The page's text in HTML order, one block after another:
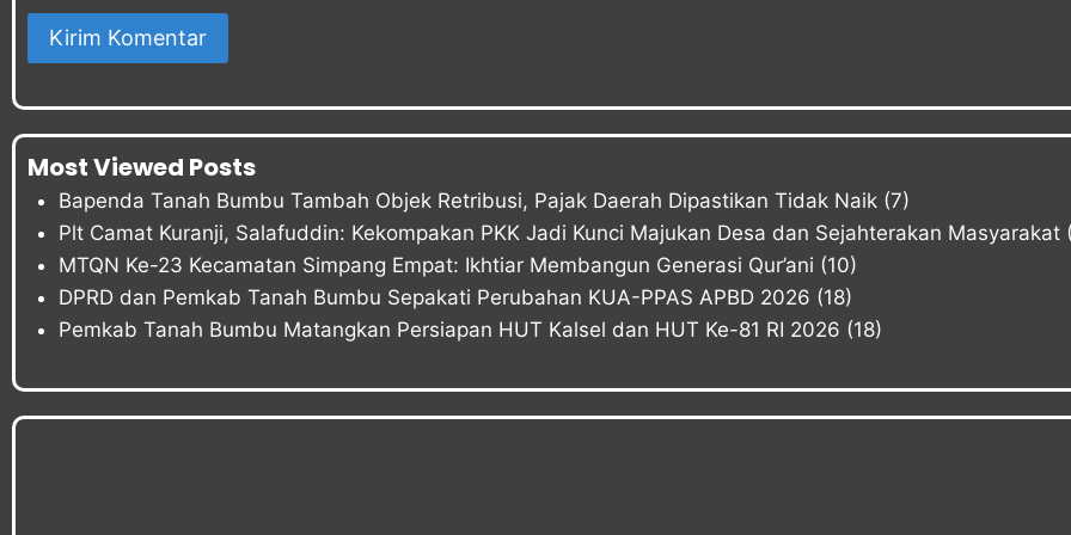
Most Viewed Posts
Bapenda Tanah Bumbu Tambah Objek Retribusi, Pajak Daerah Dipastikan Tidak Naik (7)
Plt Camat Kuranji, Salafuddin: Kekompakan PKK Jadi Kunci Majukan Desa dan Sejahterakan Masyarakat
MTQN Ke-23 Kecamatan Simpang Empat: Ikhtiar Membangun Generasi Qur’ani (10)
DPRD dan Pemkab Tanah Bumbu Sepakati Perubahan KUA-PPAS APBD 2026 (18)
Pemkab Tanah Bumbu Matangkan Persiapan HUT Kalsel dan HUT Ke-81 RI 2026 (18)